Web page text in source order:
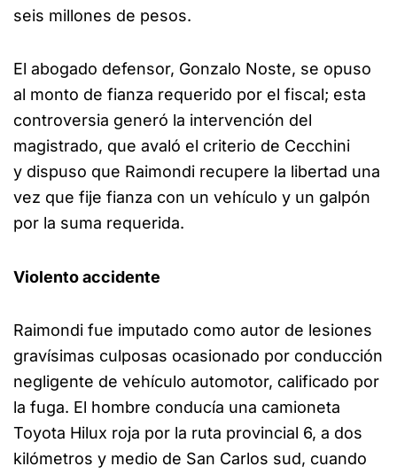
seis millones de pesos.
El abogado defensor, Gonzalo Noste, se opuso
al monto de fianza requerido por el fiscal; esta
controversia generó la intervención del
magistrado, que avaló el criterio de Cecchini
y dispuso que Raimondi recupere la libertad una
vez que fije fianza con un vehículo y un galpón
por la suma requerida.
Violento accidente
Raimondi fue imputado como autor de lesiones
gravísimas culposas ocasionado por conducción
negligente de vehículo automotor, calificado por
la fuga. El hombre conducía una camioneta
Toyota Hilux roja por la ruta provincial 6, a dos
kilómetros y medio de San Carlos sud, cuando